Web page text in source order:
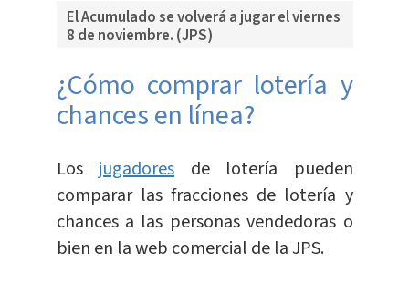
El Acumulado se volverá a jugar el viernes
8 de noviembre. (JPS)
¿Cómo comprar lotería y
chances en línea?
Los jugadores
de lotería pueden
comparar las fracciones de lotería y
chances a las personas vendedoras o
bien en la web comercial de la JPS.